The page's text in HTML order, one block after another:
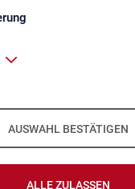
AUSWAHL BESTÄTIGEN
ALLE ZULASSEN
zur